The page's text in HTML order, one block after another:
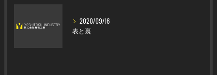
2020/09/16
表と裏